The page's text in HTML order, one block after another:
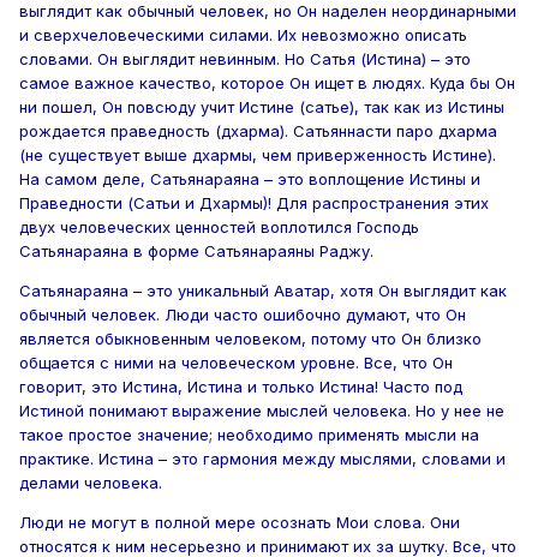
выглядит как обычный человек, но Он наделен неординарными
и сверхчеловеческими силами. Их невозможно описать
словами. Он выглядит невинным. Но Сатья (Истина) – это
самое важное качество, которое Он ищет в людях. Куда бы Он
ни пошел, Он повсюду учит Истине (сатье), так как из Истины
рождается праведность (дхарма). Сатьяннасти паро дхарма
(не существует выше дхармы, чем приверженность Истине).
На самом деле, Сатьянараяна – это воплощение Истины и
Праведности (Сатьи и Дхармы)! Для распространения этих
двух человеческих ценностей воплотился Господь
Сатьянараяна в форме Сатьянараяны Раджу.
Сатьянараяна – это уникальный Аватар, хотя Он выглядит как
обычный человек. Люди часто ошибочно думают, что Он
является обыкновенным человеком, потому что Он близко
общается с ними на человеческом уровне. Все, что Он
говорит, это Истина, Истина и только Истина! Часто под
Истиной понимают выражение мыслей человека. Но у нее не
такое простое значение; необходимо применять мысли на
практике. Истина – это гармония между мыслями, словами и
делами человека.
Люди не могут в полной мере осознать Мои слова. Они
относятся к ним несерьезно и принимают их за шутку. Все, что